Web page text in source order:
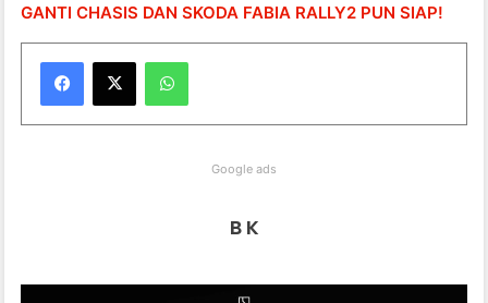
GANTI CHASIS DAN SKODA FABIA RALLY2 PUN SIAP!
WhatsApp
Google ads
B K